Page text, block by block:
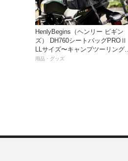
HenlyBegins（ヘンリー ビギン
ズ） DH760シートバッグPROⅡ
LLサイズ〜キャンプツーリングに
も安心の大容量ツアーバッグ〜
用品・グッズ